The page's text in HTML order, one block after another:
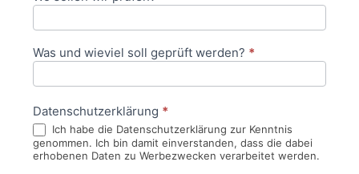
Was und wieviel soll geprüft werden? *
Datenschutzerklärung *
Ich habe die Datenschutzerklärung zur Kenntnis
genommen. Ich bin damit einverstanden, dass die dabei
erhobenen Daten zu Werbezwecken verarbeitet werden.